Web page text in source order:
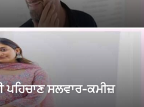
ਸਲਵਾਰ-ਕਮੀਜ਼